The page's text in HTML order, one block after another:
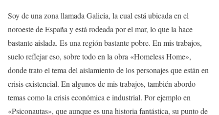
Soy de una zona llamada Galicia, la cual está ubicada en el
noroeste de España y está rodeada por el mar, lo que la hace
bastante aislada. Es una región bastante pobre. En mis trabajos,
suelo reflejar eso, sobre todo en la obra «Homeless Home»,
donde trato el tema del aislamiento de los personajes que están en
crisis existencial. En algunos de mis trabajos, también abordo
temas como la crisis económica e industrial. Por ejemplo en
«Psiconautas», que aunque es una historia fantástica, su punto de